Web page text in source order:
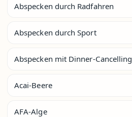
Abspecken durch Radfahren
Abspecken durch Sport
Abspecken mit Dinner-Cancelling
Acai-Beere
AFA-Alge